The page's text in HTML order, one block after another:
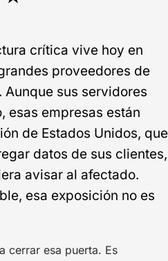
crítica vive hoy en
proveedores de
sus servidores
esas empresas están
de Estados Unidos, que
datos de sus clientes,
avisar al afectado.
esa exposición no es
cerrar esa puerta. Es